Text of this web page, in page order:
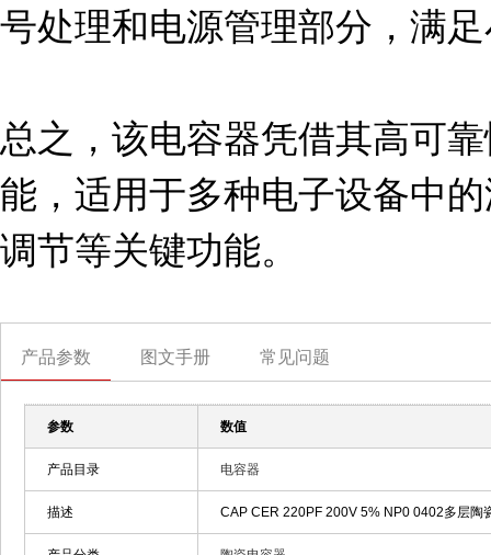
号处理和电源管理部分，满
总之，该电容器凭借其高可
能，适用于多种电子设备中
调节等关键功能。
产品参数 图文手册 常见问题
参数 数值
产品目录 电容器
描述 CAP CER 220PF 200V 5% NP0 0402多层陶